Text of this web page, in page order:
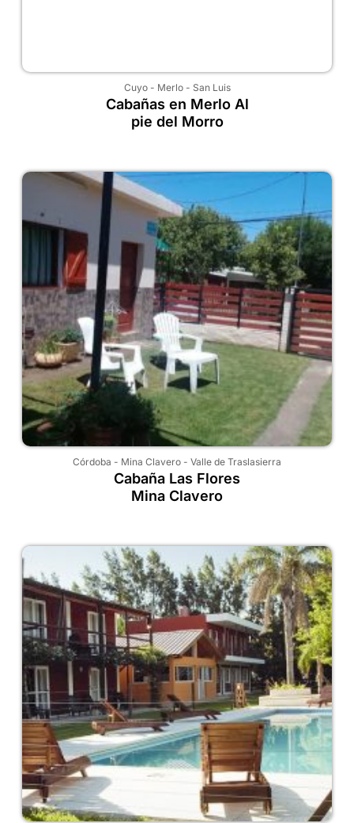
Cuyo- Merlo- San Luis
Cabañas en Merlo Al
pie del Morro
Córdoba - Mina Clavero - Valle de Traslasierra
Cabaña Las Flores
Mina Clavero